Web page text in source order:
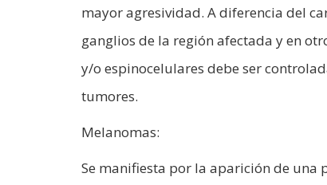
mayor agresividad. A diferencia del
ganglios de la región afectada y en
y/o espinocelulares debe ser
tumores.
Melanomas:
Se manifiesta por la aparición de